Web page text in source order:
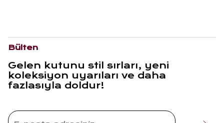
Bülten
Gelen kutunu stil sırları, yeni
koleksiyon uyarıları ve daha
fazlasıyla doldur!